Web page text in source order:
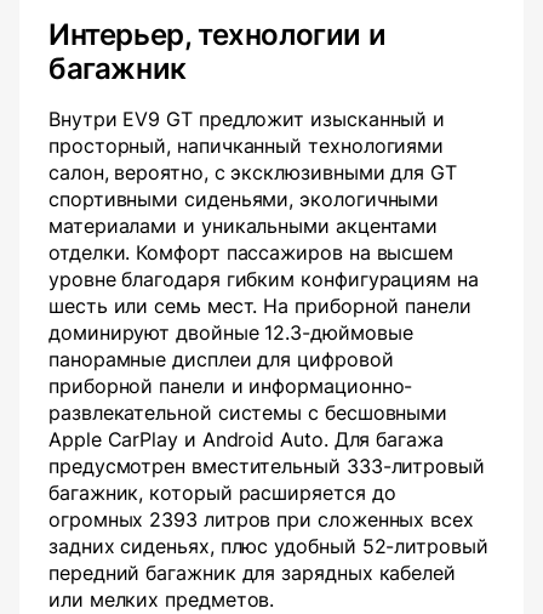
Интерьер, технологии и
багажник
Внутри EV9 GT предложит изысканный и
просторный, напичканный технологиями
салон, вероятно, с эксклюзивными для GT
спортивными сиденьями, экологичными
материалами и уникальными акцентами
отделки. Комфорт пассажиров на высшем
уровне благодаря гибким конфигурациям на
шесть или семь мест. На приборной панели
доминируют двойные 12.3-дюймовые
панорамные дисплеи для цифровой
приборной панели и информационно-
развлекательной системы с бесшовными
Apple CarPlay и Android Auto. Для багажа
предусмотрен вместительный 333-литровый
багажник, который расширяется до
огромных 2393 литров при сложенных всех
задних сиденьях, плюс удобный 52-литровый
передний багажник для зарядных кабелей
или мелких предметов.